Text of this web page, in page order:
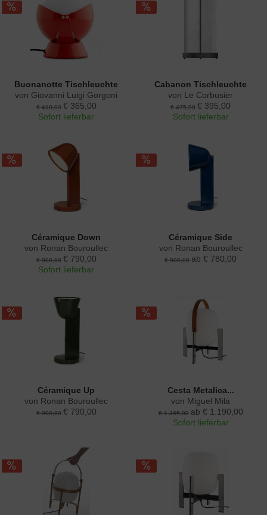
Buonanotte Tischleuchte
von Giovanni Luigi Gorgoni
€ 410,00 € 365,00
Sofort lieferbar
Cabanon Tischleuchte
von Le Corbusier
€ 475,00 € 395,00
Sofort lieferbar
Céramique Down
von Ronan Bouroullec
€ 900,00 € 790,00
Sofort lieferbar
Céramique Side
von Ronan Bouroullec
€ 900,00 ab € 780,00
Céramique Up
von Ronan Bouroullec
€ 900,00 € 790,00
Cesta Metalica...
von Miguel Mila
€ 1.365,00 ab € 1.190,00
Sofort lieferbar